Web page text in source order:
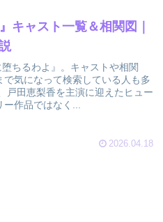
キャスト一覧＆相関図｜
ちるわよ』。キャストや相関
気になって検索している人も多
戸田恵梨香を主演に迎えたヒュー
作品ではなく...
2026.04.18